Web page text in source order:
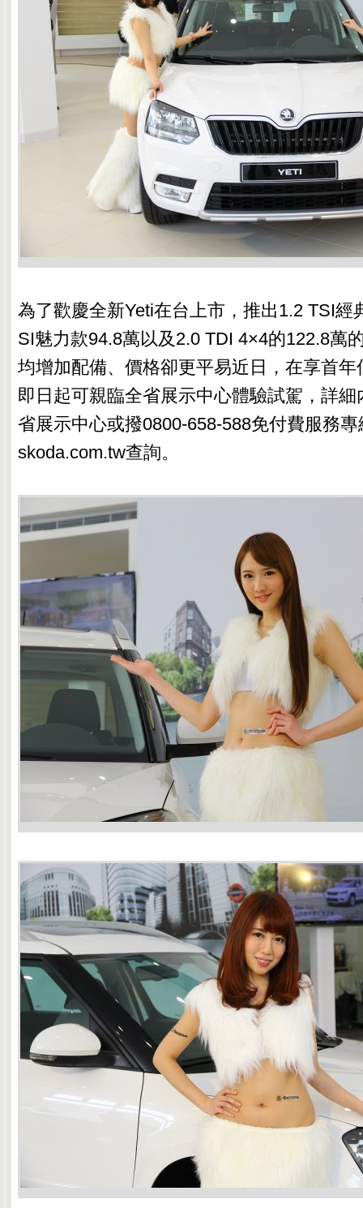
為了歡慶全新Yeti在台上市，推出1.2 TSI經
SI魅力款94.8萬以及2.0 TDI 4×4的122.8萬
均增加配備、價格卻更平易近日，在享首年
即日起可親臨全省展示中心體驗試駕，詳
省展示中心或撥0800-658-588免付費服務
skoda.com.tw查詢。